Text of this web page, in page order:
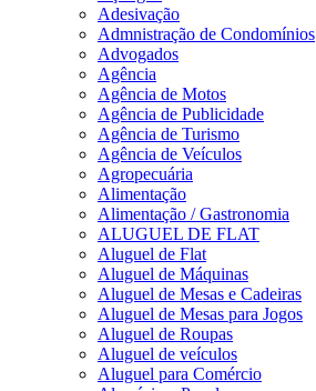
Adesivação
Admnistração de Condomínios
Advogados
Agência
Agência de Motos
Agência de Publicidade
Agência de Turismo
Agência de Veículos
Agropecuária
Alimentação
Alimentação / Gastronomia
ALUGUEL DE FLAT
Aluguel de Flat
Aluguel de Máquinas
Aluguel de Mesas e Cadeiras
Aluguel de Mesas para Jogos
Aluguel de Roupas
Aluguel de veículos
Aluguel para Comércio